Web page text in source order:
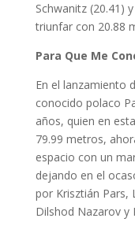
Schwanitz (20.41)
triunfar con 20.88
Para Que Me
En el lanzamiento
conocido polaco
años, quien en
79.99 metros,
espacio con un
dejando en el
por Krisztián Pars,
Dilshod Nazarov